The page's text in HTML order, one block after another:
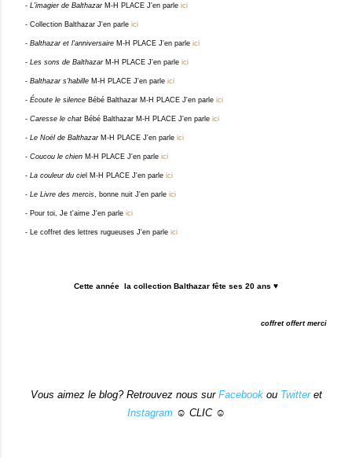
- L'imagier de BalthazarM-H PLACE J'en parle ici
- Collection Balthazar J'en parle ici
- Balthazar et l'anniversaire M-H PLACE J'en parle ici
- Les sons de BalthazarM-H PLACE J'en parle ici
- Balthazar s'habille M-H PLACE J'en parle ici
- Écoute le silence Bébé Balthazar M-H PLACE J'en parle ici
- Caresse le chat Bébé Balthazar M-H PLACE J'en parle ici
- Le Noël de BalthazarM-H PLACE J'en parle ici
- Coucou le chien M-H PLACE J'en parle ici
- La couleur du cie l M-H PLACE J'en parle ici
- Le Livre des mercis , bonne nuit J'en parle ici
- Pour toi, Je t'aime J'en parle ici
- Le coffret des lettres rugueuses J'en parle ici
Cette année la collection Balthazar fête ses 20 ans ♥
coffret offert merci
Vous aimez le blog? Retrouvez nous sur Facebookou Twitteret
Instagram☺ CLIC ☺